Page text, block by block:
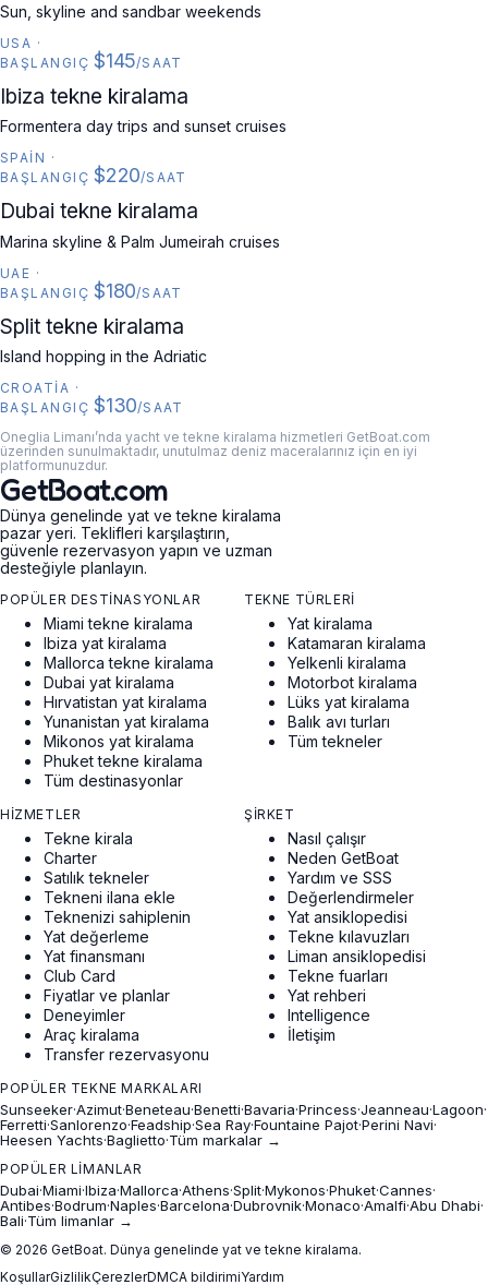
Sun, skyline and sandbar weekends
USA ·
BAŞLANGIÇ $145/SAAT
SPAIN
Ibiza tekne kiralama
Formentera day trips and sunset cruises
SPAIN ·
BAŞLANGIÇ $220/SAAT
UAE
Dubai tekne kiralama
Marina skyline & Palm Jumeirah cruises
UAE ·
BAŞLANGIÇ $180/SAAT
CROATIA
Split tekne kiralama
Island hopping in the Adriatic
CROATIA ·
BAŞLANGIÇ $130/SAAT
Oneglia Limanı’nda yacht ve tekne kiralama hizmetleri GetBoat.com
üzerinden sunulmaktadır, unutulmaz deniz maceralarınız için en iyi
platformunuzdur.
GetBoat.com
Dünya genelinde yat ve tekne kiralama
pazar yeri. Teklifleri karşılaştırın,
güvenle rezervasyon yapın ve uzman
desteğiyle planlayın.
POPÜLER DESTINASYONLAR
Miami tekne kiralama
Ibiza yat kiralama
Mallorca tekne kiralama
Dubai yat kiralama
Hırvatistan yat kiralama
Yunanistan yat kiralama
Mikonos yat kiralama
Phuket tekne kiralama
Tüm destinasyonlar
TEKNE TÜRLERI
Yat kiralama
Katamaran kiralama
Yelkenli kiralama
Motorbot kiralama
Lüks yat kiralama
Balık avı turları
Tüm tekneler
HIZMETLER
Tekne kirala
Charter
Satılık tekneler
Tekneni ilana ekle
Teknenizi sahiplenin
Yat değerleme
Yat finansmanı
Club Card
Fiyatlar ve planlar
Deneyimler
Araç kiralama
Transfer rezervasyonu
ŞIRKET
Nasıl çalışır
Neden GetBoat
Yardım ve SSS
Değerlendirmeler
Yat ansiklopedisi
Tekne kılavuzları
Liman ansiklopedisi
Tekne fuarları
Yat rehberi
Intelligence
İletişim
POPÜLER TEKNE MARKALARI
Sunseeker·Azimut·Beneteau·Benetti·Bavaria·Princess·Jeanneau·Lagoon·
Ferretti·Sanlorenzo·Feadship·Sea Ray·Fountaine Pajot·Perini Navi·
Heesen Yachts·Baglietto·Tüm markalar →
POPÜLER LIMANLAR
Dubai·Miami·Ibiza·Mallorca·Athens·Split·Mykonos·Phuket·Cannes·
Antibes·Bodrum·Naples·Barcelona·Dubrovnik·Monaco·Amalfi·Abu Dhabi·
Bali·Tüm limanlar →
© 2026 GetBoat. Dünya genelinde yat ve tekne kiralama.
KoşullarGizlilikÇerezlerDMCA bildirimiYardım